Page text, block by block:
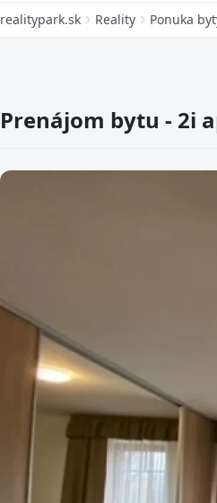
realitypark.sk Reality Ponuka
Prenájom bytu - 2i